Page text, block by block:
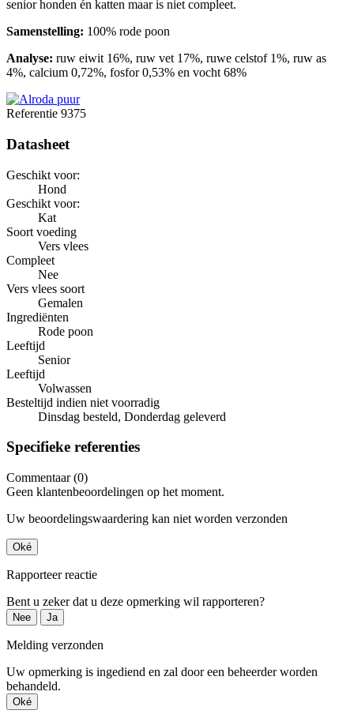
senior honden én katten maar is niet compleet.
Samenstelling: 100% rode poon
Analyse: ruw eiwit 16%, ruw vet 17%, ruwe celstof 1%, ruw as
4%, calcium 0,72%, fosfor 0,53% en vocht 68%
Referentie 9375
Datasheet
Geschikt voor:
Hond
Geschikt voor:
Kat
Soort voeding
Vers vlees
Compleet
Nee
Vers vlees soort
Gemalen
Ingrediënten
Rode poon
Leeftijd
Senior
Leeftijd
Volwassen
Besteltijd indien niet voorradig
Dinsdag besteld, Donderdag geleverd
Specifieke referenties
Commentaar (0)
Geen klantenbeoordelingen op het moment.
Uw beoordelingswaardering kan niet worden verzonden
Oké
Rapporteer reactie
Bent u zeker dat u deze opmerking wil rapporteren?
Nee Ja
Melding verzonden
Uw opmerking is ingediend en zal door een beheerder worden
behandeld.
Oké